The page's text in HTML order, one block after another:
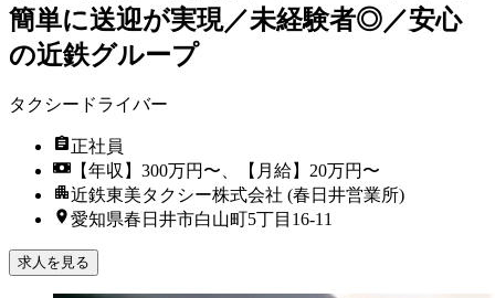
簡単に送迎が実現／未経験者◎／安心
の近鉄グループ
タクシードライバー
正社員
【年収】300万円〜、【月給】20万円〜
近鉄東美タクシー株式会社 (春日井営業所)
愛知県春日井市白山町5丁目16-11
求人を見る